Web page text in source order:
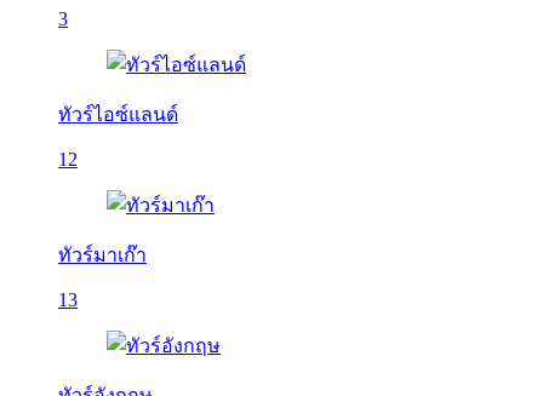
3
ทัวร์ไอซ์แลนด์
12
ทัวร์มาเก๊า
13